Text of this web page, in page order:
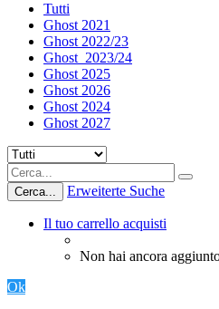
Tutti
Ghost 2021
Ghost 2022/23
Ghost_2023/24
Ghost 2025
Ghost 2026
Ghost 2024
Ghost 2027
Cerca... Erweiterte Suche
Il tuo carrello acquisti
Non hai ancora
Ok